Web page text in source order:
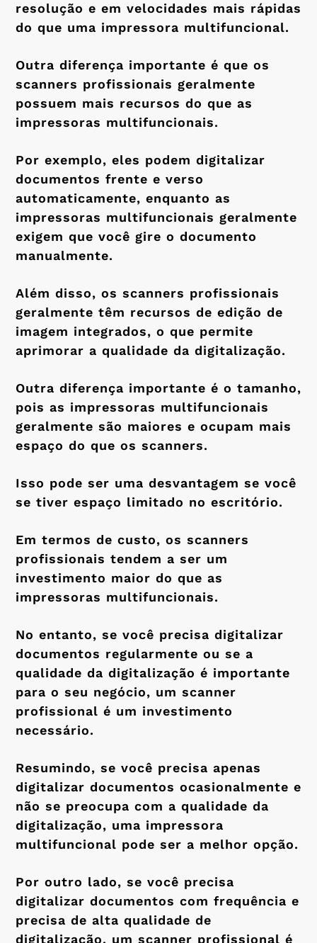
resolução e em velocidades mais rápidas
do que uma impressora multifuncional.
Outra diferença importante é que os
scanners profissionais geralmente
possuem mais recursos do que as
impressoras multifuncionais.
Por exemplo, eles podem digitalizar
documentos frente e verso
automaticamente, enquanto as
impressoras multifuncionais geralmente
exigem que você gire o documento
manualmente.
Além disso, os scanners profissionais
geralmente têm recursos de edição de
imagem integrados, o que permite
aprimorar a qualidade da digitalização.
Outra diferença importante é o tamanho,
pois as impressoras multifuncionais
geralmente são maiores e ocupam mais
espaço do que os scanners.
Isso pode ser uma desvantagem se você
se tiver espaço limitado no escritório.
Em termos de custo, os scanners
profissionais tendem a ser um
investimento maior do que as
impressoras multifuncionais.
No entanto, se você precisa digitalizar
documentos regularmente ou se a
qualidade da digitalização é importante
para o seu negócio, um scanner
profissional é um investimento
necessário.
Resumindo, se você precisa apenas
digitalizar documentos ocasionalmente e
não se preocupa com a qualidade da
digitalização, uma impressora
multifuncional pode ser a melhor opção.
Por outro lado, se você precisa
digitalizar documentos com frequência e
precisa de alta qualidade de
digitalização, um scanner profissional é